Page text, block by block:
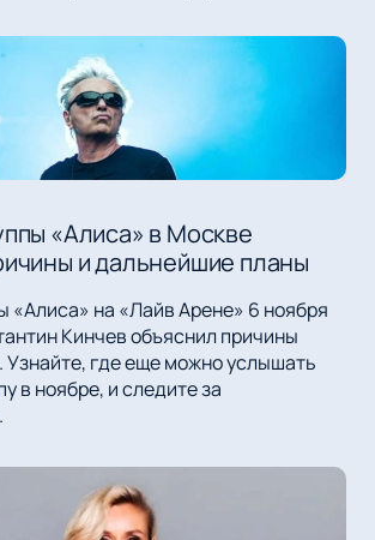
«Алиса» в Москве
и дальнейшие планы
«Алиса» на «Лайв Арене» 6 ноября
Кинчев объяснил причины
Узнайте, где еще можно услышать
в ноябре, и следите за